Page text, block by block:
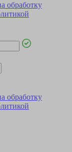
обработку
обработку